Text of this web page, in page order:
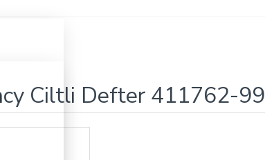
Ciltli Defter 411762-99